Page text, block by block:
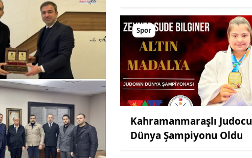
Spor
Kahramanmaraşlı Judocu
Dünya Şampiyonu Oldu